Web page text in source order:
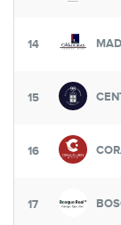
14
15
16
17